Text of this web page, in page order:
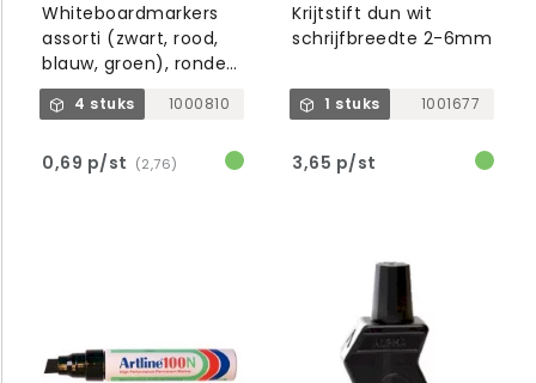
Whiteboardmarkers
assorti (zwart, rood,
blauw, groen), ronde
punt
4 stuks 1000810
0,69 p/st (2,76)
Krijtstift dun wit
schrijfbreedte 2-6mm
1 stuks 1001677
3,65 p/st